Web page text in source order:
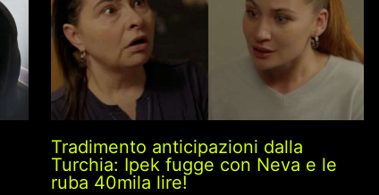
Tradimento anticipazioni dalla
Turchia: Ipek fugge con Neva e le
ruba 40mila lire!